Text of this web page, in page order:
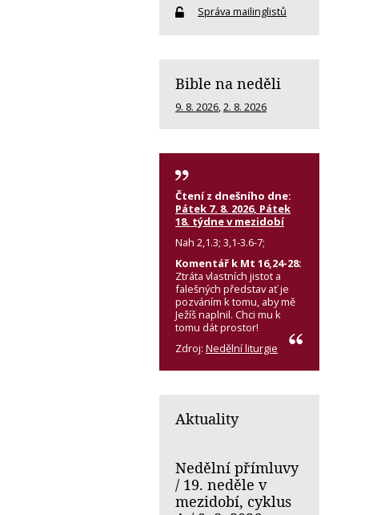
Správa mailinglistů
Bible na neděli
9. 8. 2026 2. 8. 2026
Čtení z dnešního dne:
Pátek 7. 8. 2026, Pátek
18. týdne v mezidobí
Nah 2,1.3; 3,1-3.6-7;
Komentář k Mt 16,24-28:
Ztráta vlastních jistot a
falešných představ ať je
pozváním k tomu, aby mě
Ježíš naplnil. Chci mu k
tomu dát prostor!
Zdroj: Nedělní liturgie
Aktuality
Nedělní přímluvy
/ 19. neděle v
mezidobí, cyklus